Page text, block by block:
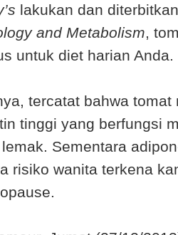
lakukan dan
and Metabolism,
untuk diet harian Anda.
tercatat bahwa tomat
tinggi yang berfungsi
Sementara
risiko wanita terkena